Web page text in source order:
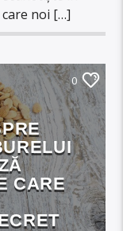
care noi […]
0
CARE